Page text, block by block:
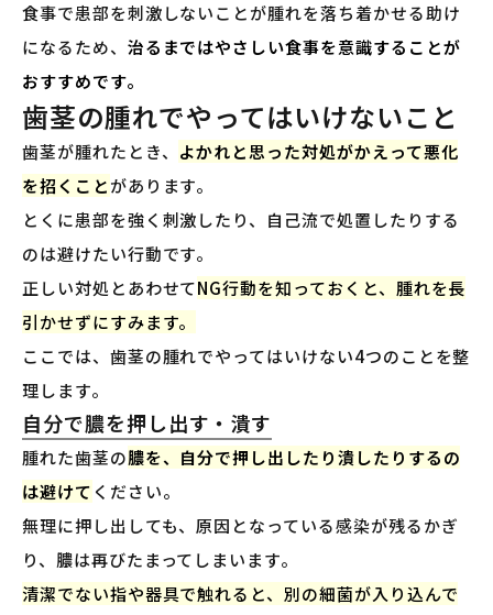
食事で患部を刺激しないことが腫れを落ち着かせる助け
になるため、 治るまではやさしい食事を意識することが
おすすめです。
歯茎の腫れでやってはいけないこと
歯茎が腫れたとき、 よかれと思った対処がかえって悪化
を招くことがあります。
とくに患部を強く刺激したり、自己流で処置したりする
のは避けたい行動です。
正しい対処とあわせてNG行動を知っておくと、腫れを長
引かせずにすみます。
ここでは、歯茎の腫れでやってはいけない4つのことを整
理します。
自分で膿を押し出す・潰す
腫れた歯茎の膿を、自分で押し出したり潰したりするの
は避けて ください。
無理に押し出しても、原因となっている感染が残るかぎ
り、膿は再びたまってしまいます。
清潔でない指や器具で触れると、別の細菌が入り込んで